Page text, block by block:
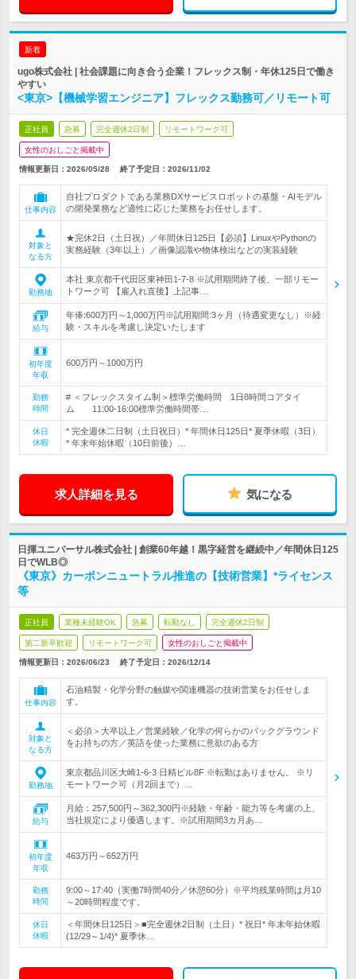
新着
ugo株式会社 | 社会課題に向き合う企業！フレックス制・年休125日で働き
やすい
<東京>【機械学習エンジニア】フレックス勤務可／リモート可
正社員 急募 完全週休2日制 リモートワーク可
女性のおしごと掲載中
情報更新日：2026/05/28 終了予定日： 2026/11/02
仕事内容
自社プロダクトである業務DXサービスロボットの基盤・AIモデル
の開発業務など適性に応じた業務をお任せします。
対象と
なる方
★完休2日（土日祝）／年間休日125日【必須】LinuxやPythonの
実務経験（3年以上）／画像認識や物体検出などの実装経験
勤務地
本社 東京都千代田区東神田1-7-8 ※試用期間終了後、一部リモー
トワーク可 【雇入れ直後】上記事…
給与
年俸:600万円～1,000万円※試用期間:3ヶ月（待遇変更なし）※経
験・スキルを考慮し決定いたします
初年度
年収
600万円～1000万円
勤務
時間
# ＜フレックスタイム制＞標準労働時間 1日8時間コアタイ
ム 11:00-16:00標準労働時間帯…
休日
休暇
* 完全週休二日制（土日祝日）* 年間休日125日* 夏季休暇（3日）
* 年末年始休暇（10日前後）…
求人詳細を見る 気になる
日揮ユニバーサル株式会社 | 創業60年越！黒字経営を継続中／年間休日125
日でWLB◎
《東京》カーボンニュートラル推進の【技術営業】*ライセンス
等
正社員 業種未経験OK 急募 転勤なし 完全週休2日制
第二新卒歓迎 リモートワーク可 女性のおしごと掲載中
情報更新日：2026/06/23 終了予定日： 2026/12/14
仕事内容
石油精製・化学分野の触媒や関連機器の技術営業をお任せしま
す。
対象と
なる方
＜必須＞大卒以上／営業経験／化学の何らかのバックグラウンド
をお持ちの方／英語を使った業務に意欲のある方
勤務地
東京都品川区大崎1-6-3 日精ビル8F ※転勤はありません。 ※リ
モートワーク可（月2回まで）…
給与
月給：257,500円～362,300円※経験・年齢・能力等を考慮の上、
当社規定により優遇します。※試用期間3カ月あ…
初年度
年収
463万円～652万円
勤務
時間
9:00～17:40（実働7時間40分／休憩60分）※平均残業時間は月10
～20時間程度です。
休日
休暇
＜年間休日125日＞■完全週休2日制（土日）* 祝日* 年末年始休暇
(12/29～1/4)* 夏季休…